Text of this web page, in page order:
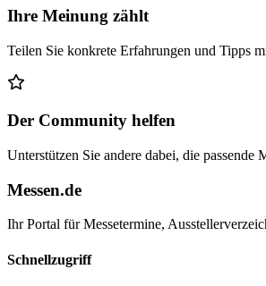
Ihre Meinung zählt
Teilen Sie konkrete Erfahrungen und Tipps
Der Community helfen
Unterstützen Sie andere dabei, die passende
Messen.de
Ihr Portal für Messetermine,
Schnellzugriff